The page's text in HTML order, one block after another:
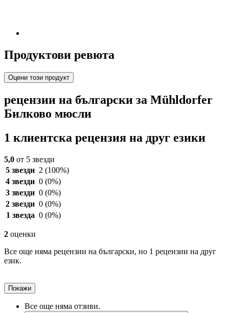
Продуктови ревюта
Оцени този продукт
рецензии на български за Mühldorfer
Билково мюсли
1 клиентска рецензия на друг езики
5,0 от 5 звезди
5 звезди 2 (100%)
4 звезди 0 (0%)
3 звезди 0 (0%)
2 звезди 0 (0%)
1 звезда 0 (0%)
2 оценки
Все още няма рецензии на български, но 1 рецензии на друг
език.
Покажи
Все още няма отзиви.